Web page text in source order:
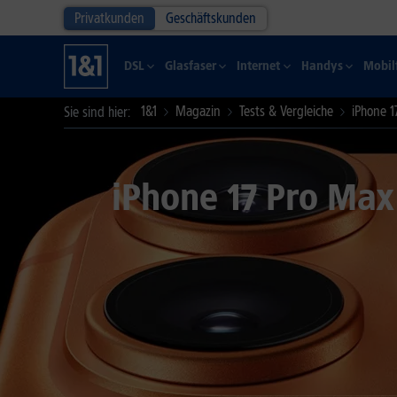
Privatkunden Geschäftskunden
DSL Glasfaser Internet Handys
Sie sind hier 1&1 Magazin Tests & Vergleiche iPhone
iPhone 17 Pro